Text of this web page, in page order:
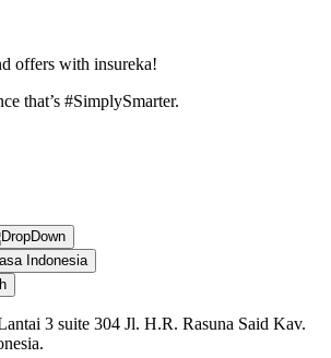
offers with insureka!
that’s #SimplySmarter.
Indonesia
3 suite 304 Jl. H.R. Rasuna Said Kav.